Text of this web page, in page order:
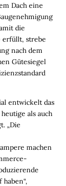
Dach eine
die
erfüllt, strebe
nach dem
Gütesiegel
entwickelt das
als auch
„Die
machen